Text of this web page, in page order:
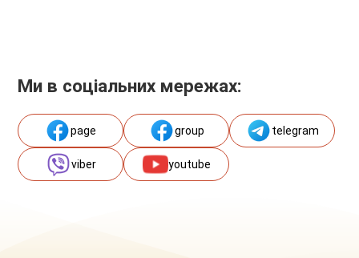
Ми в соціальних мережах:
page group telegram
viber youtube